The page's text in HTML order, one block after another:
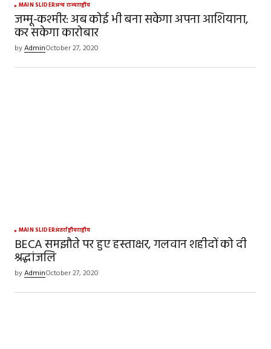
MAIN SLIDERअन्य राज्यराष्ट्रीय
जम्मू-कश्मीर: अब कोई भी बना सकेगा अपना आशियाना,
कर सकेगा कारोबार
byAdminOctober 27, 2020
MAIN SLIDERअंतर्राष्ट्रीयराष्ट्रीय
BECA समझौते पर हुए हस्ताक्षर, गलवान शहीदों को दी
श्रद्धांजलि
byAdminOctober 27, 2020